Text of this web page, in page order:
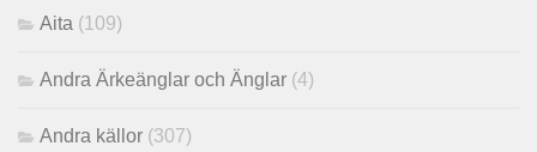
Aita (109)
Andra Ärkeänglar och Änglar (4)
Andra källor (307)